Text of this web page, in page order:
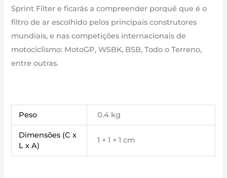
Sprint Filter e ficarás a compreender porquê que é o
filtro de ar escolhido pelos principais construtores
mundiais, e nas competições internacionais de
motociclismo: MotoGP, WSBK, BSB, Todo o Terreno,
entre outras.
Peso 0.4 kg
Dimensões (C x
L x A)
1 × 1 × 1 cm